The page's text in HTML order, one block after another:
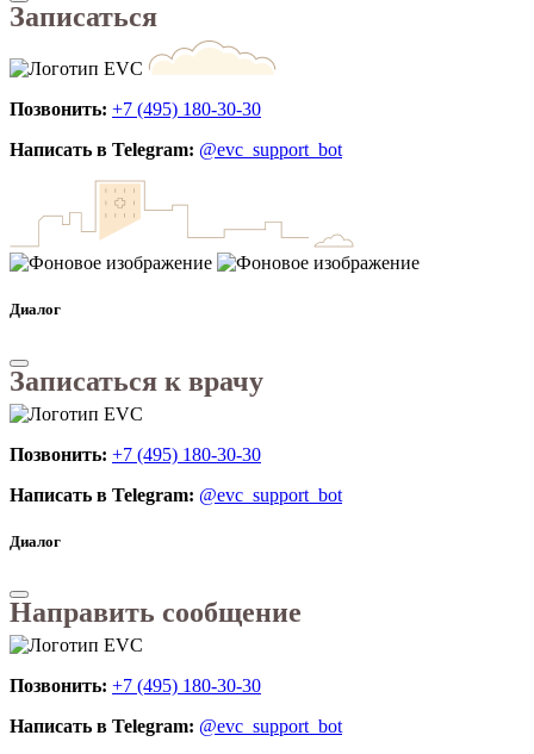
Записаться
Позвонить: +7 (495) 180-30-30
Написать в Telegram: @evc_support_bot
Диалог
Записаться к врачу
Позвонить: +7 (495) 180-30-30
Написать в Telegram: @evc_support_bot
Диалог
Направить сообщение
Позвонить: +7 (495) 180-30-30
Написать в Telegram: @evc_support_bot